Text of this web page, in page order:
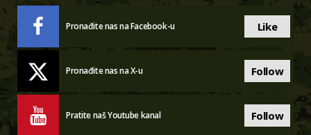
Pronađite nas na Facebook-u Like
Pronađite nas na X-u Follow
Pratite naš Youtube kanal Follow